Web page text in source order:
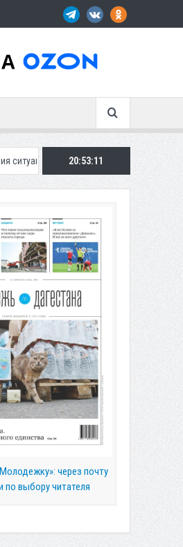
Махачкалинское «Динамо»
20:53:13
через почту
по выбору читателя